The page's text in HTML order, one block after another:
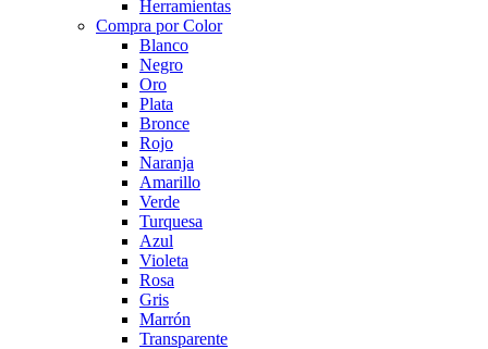
Herramientas
Compra por Color
Blanco
Negro
Oro
Plata
Bronce
Rojo
Naranja
Amarillo
Verde
Turquesa
Azul
Violeta
Rosa
Gris
Marrón
Transparente